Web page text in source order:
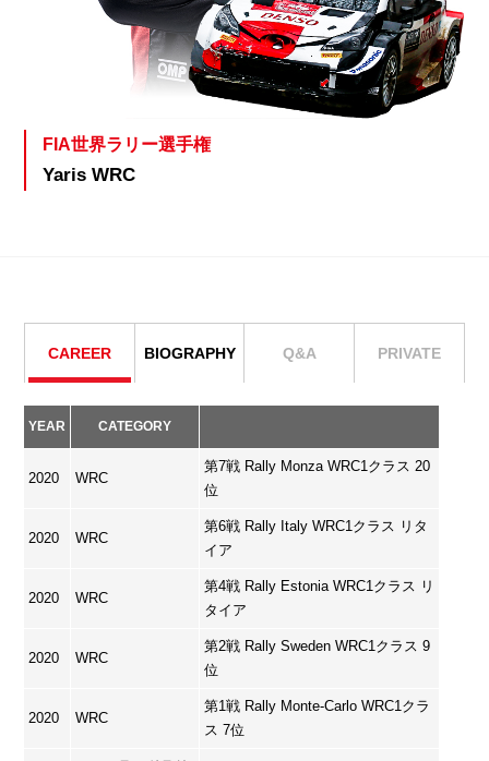
FIA世界ラリー選手権
Yaris WRC
CAREER BIOGRAPHY Q&A PRIVATE
YEAR CATEGORY
2020 WRC
第7戦 Rally Monza WRC1クラス 20
位
2020 WRC
第6戦 Rally Italy WRC1クラス リタ
イア
2020 WRC
第4戦 Rally Estonia WRC1クラス リ
タイア
2020 WRC
第2戦 Rally Sweden WRC1クラス 9
位
2020 WRC
第1戦 Rally Monte-Carlo WRC1クラ
ス 7位